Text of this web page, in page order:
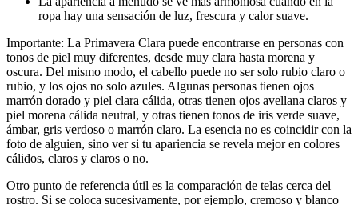
ropa hay una sensación de luz, frescura y calor suave.
Importante: La Primavera Clara puede encontrarse en personas con
tonos de piel muy diferentes, desde muy clara hasta morena y
oscura. Del mismo modo, el cabello puede no ser solo rubio claro o
rubio, y los ojos no solo azules. Algunas personas tienen ojos
marrón dorado y piel clara cálida, otras tienen ojos avellana claros y
piel morena cálida neutral, y otras tienen tonos de iris verde suave,
ámbar, gris verdoso o marrón claro. La esencia no es coincidir con la
foto de alguien, sino ver si tu apariencia se revela mejor en colores
cálidos, claros y claros o no.
Otro punto de referencia útil es la comparación de telas cerca del
rostro. Si se coloca sucesivamente, por ejemplo, cremoso y blanco